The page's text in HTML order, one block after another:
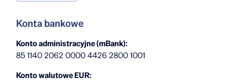
Konta bankowe
Konto administracyjne (mBank):
85 1140 2062 0000 4426 2800 1001
Konto walutowe EUR: